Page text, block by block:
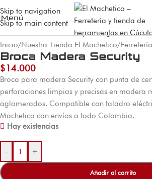
Skip to navigation
Skip to main content
Menú
Inicio/Nuestra Tienda El Machetico/Ferretería
Broca Madera Security
$14.000
Broca para madera Security con punta de
perforaciones limpias y precisas en madera
aglomerados. Compatible con taladro
Machetico con envíos a todo Colombia.
Hay existencias
- +
Añadir al carrito